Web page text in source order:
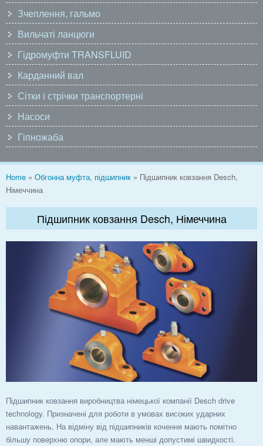
Зчеплення, гальмо
Вильчаті ланцюги
Гідромуфти TRANSFLUID
Карданний вал
Сітки і стрічки транспортерні
Насоси
Гіпножаба
You are here
Home » Обгонна муфта, підшипник » Підшипник ковзання Desch,
Німеччина
Підшипник ковзання Desch, Німеччина
Підшипник ковзання виробництва німецької компанії Desch drive
technology. Призначені для роботи в умовах високих ударних
навантажень. На відміну від підшипників кочення мають помітно
більшу поверхню опори, але мають менші допустимі швидкості.